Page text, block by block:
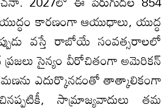
కారణంగా ఆయుధాలు, యుద్ధ
వస్తే రాబోయే సంవత్సరాలలో
సైన్యం వీరోచితంగా అమెరికన్
ఎదుర్కొనడంతో తాత్కాలికంగా
సామ్రాజ్యవాదులు తమ